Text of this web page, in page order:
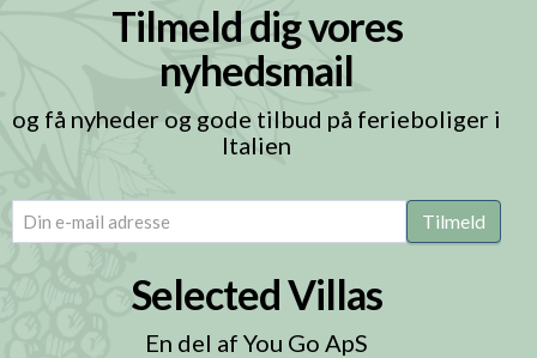
Tilmeld dig vores
nyhedsmail
og få nyheder og gode tilbud på ferieboliger i
Italien
email (Påkrævet) Tilmeld
Selected Villas
En del af You Go ApS